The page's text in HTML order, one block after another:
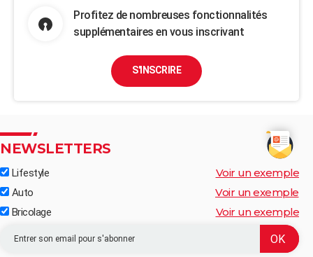
Profitez de nombreuses fonctionnalités
supplémentaires en vous inscrivant
S'INSCRIRE
NEWSLETTERS
Lifestyle Voir un exemple
Auto Voir un exemple
Bricolage Voir un exemple